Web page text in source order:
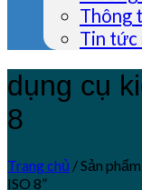
Thông
Tin tức
dụng cụ
8
Trang chủ /Sản
ISO 8”